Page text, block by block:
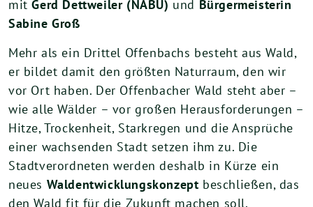
mitGerd Dettweiler (NABU) und Bürgermeisterin
Sabine Groß
Mehr als ein Drittel Offenbachs besteht aus Wald,
er bildet damit den größten Naturraum, den wir
vor Ort haben. Der Offenbacher Wald steht aber –
wie alle Wälder – vor großen Herausforderungen –
Hitze, Trockenheit, Starkregen und die Ansprüche
einer wachsenden Stadt setzen ihm zu. Die
Stadtverordneten werden deshalb in Kürze ein
neues Waldentwicklungskonzept beschließen, das
den Wald fit für die Zukunft machen soll.